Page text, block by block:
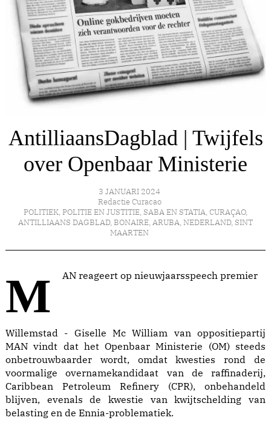
AntilliaansDagblad | Twijfels
over Openbaar Ministerie
3 JANUARI 2024
Redactie Curacao
POLITIEK, POLITIE EN JUSTITIE, SABA EN STATIA, CURAÇAO,
ANTILLIAANS DAGBLAD, BONAIRE, ARUBA, NEDERLAND, SINT
MAARTEN
MAN reageert op nieuwjaarsspeech premier
Willemstad - Giselle Mc William van oppositiepartij
MAN vindt dat het Openbaar Ministerie (OM) steeds
onbetrouwbaarder wordt, omdat kwesties rond de
voormalige overnamekandidaat van de raffinaderij,
Caribbean Petroleum Refinery (CPR), onbehandeld
blijven, evenals de kwestie van kwijtschelding van
belasting en de Ennia-problematiek.